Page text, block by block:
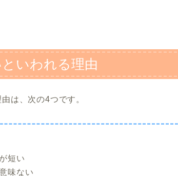
いわれる理由
は、次の4つです。
短い
味ない